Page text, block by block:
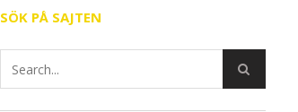
SÖK PÅ SAJTEN